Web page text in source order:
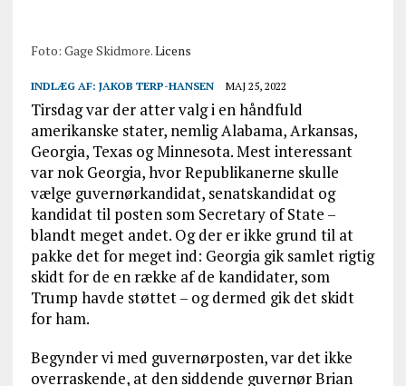
Foto: Gage Skidmore.Licens
INDLÆG AF: JAKOB TERP-HANSEN MAJ 25, 2022
Tirsdag var der atter valg i en håndfuld
amerikanske stater, nemlig Alabama, Arkansas,
Georgia, Texas og Minnesota. Mest interessant
var nok Georgia, hvor Republikanerne skulle
vælge guvernørkandidat, senatskandidat og
kandidat til posten som Secretary of State –
blandt meget andet. Og der er ikke grund til at
pakke det for meget ind: Georgia gik samlet rigtig
skidt for de en række af de kandidater, som
Trump havde støttet – og dermed gik det skidt
for ham.
Begynder vi med guvernørposten, var det ikke
overraskende, at den siddende guvernør Brian